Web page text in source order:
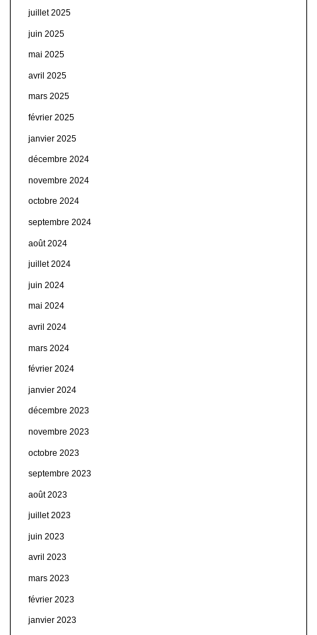
juillet 2025
juin 2025
mai 2025
avril 2025
mars 2025
février 2025
janvier 2025
décembre 2024
novembre 2024
octobre 2024
septembre 2024
août 2024
juillet 2024
juin 2024
mai 2024
avril 2024
mars 2024
février 2024
janvier 2024
décembre 2023
novembre 2023
octobre 2023
septembre 2023
août 2023
juillet 2023
juin 2023
avril 2023
mars 2023
février 2023
janvier 2023